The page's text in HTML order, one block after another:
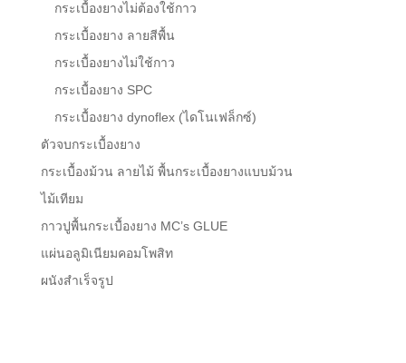
กระเบื้องยางไม่ต้องใช้กาว
กระเบื้องยาง ลายสีพื้น
กระเบื้องยางไม่ใช้กาว
กระเบื้องยาง SPC
กระเบื้องยาง dynoflex (ไดโนเฟล็กซ์)
ตัวจบกระเบื้องยาง
กระเบื้องม้วน ลายไม้ พื้นกระเบื้องยางแบบม้วน
ไม้เทียม
กาวปูพื้นกระเบื้องยาง MC’s GLUE
แผ่นอลูมิเนียมคอมโพสิท
ผนังสำเร็จรูป